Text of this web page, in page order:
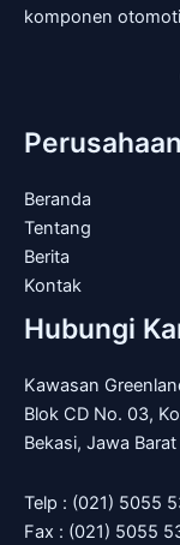
komponen
Perusahaan
Beranda
Tentang
Berita
Kontak
Hubungi
Kawasan
Blok CD No. 03,
Bekasi, Jawa
Telp : (021) 5055
Fax : (021) 5055